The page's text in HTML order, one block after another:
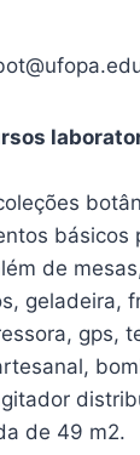
básicos
de
geladeira,
gps,
de 49 m2.